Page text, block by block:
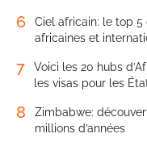
6
Ciel africain: le top
africaines et
7
Voici les 20 hubs
les visas pour les
8
Zimbabwe:
millions d’années